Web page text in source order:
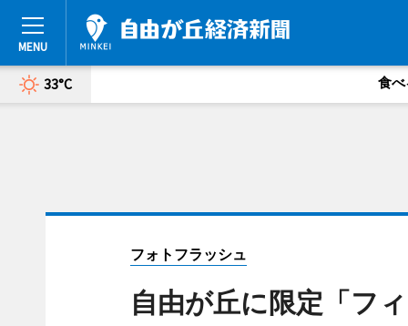
33°C 食べ
フォトフラッシュ
自由が丘に限定「フ